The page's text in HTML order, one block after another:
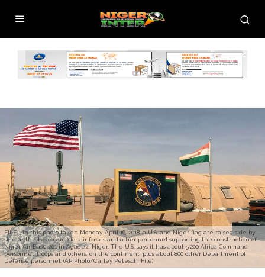
FILE - In this photo taken Monday, April 16, 2018, a U.S. and Niger flag are raised side by
side at the base camp for air forces and other personnel supporting the construction of
Niger Air Base 201 in Agadez, Niger. The U.S. says it has about 5,200 Africa Command
personnel, troops and others, on the continent, plus about 800 other Department of
Defense personnel. (AP Photo/Carley Petesch, File)